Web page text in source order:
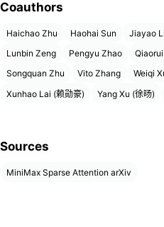
Coauthors
Haichao Zhu Haohai Sun Jiayao Li
Lunbin Zeng
Pengyu Zhao
Songquan Zhu
Vito Zhang Weiqi
Xunhao Lai (赖勋豪)
Yang Xu (徐旸)
Sources
MiniMax Sparse Attention arXiv